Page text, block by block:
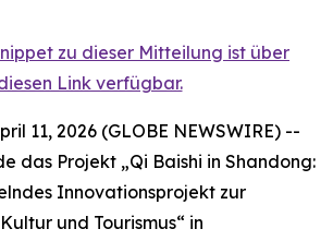
zu dieser Mitteilung ist über
Link verfügbar.
11, 2026 (GLOBE NEWSWIRE) --
das Projekt „Qi Baishi in Shandong:
Innovationsprojekt zur
und Tourismus“ in